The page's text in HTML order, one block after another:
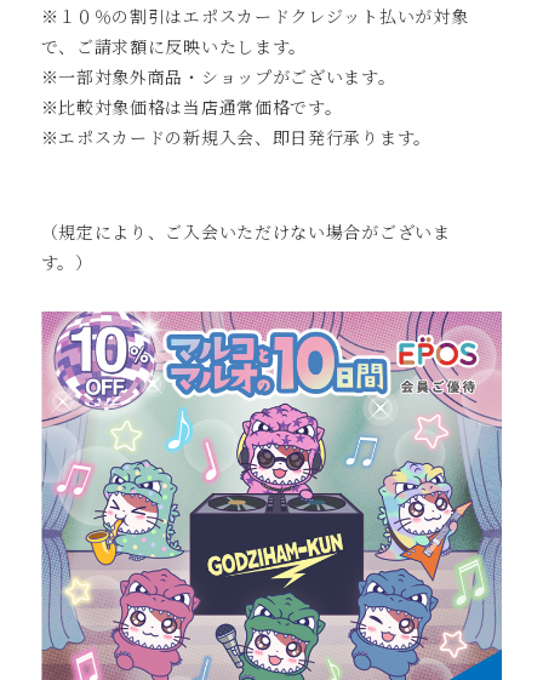
※１０％の割引はエポスカードクレジット払いが対象
で、ご請求額に反映いたします。
※一部対象外商品・ショップがございます。
※比較対象価格は当店通常価格です。
※エポスカードの新規入会、即日発行承ります。
（規定により、ご入会いただけない場合がございま
す。）